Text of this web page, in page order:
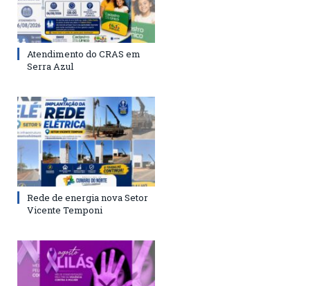
Atendimento do CRAS em
Serra Azul
Rede de energia nova Setor
Vicente Temponi